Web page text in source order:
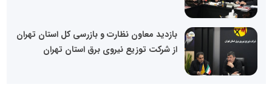
بازدید معاون نظارت و بازرسی کل استان تهران
از شرکت توزیع نیروی برق استان تهران